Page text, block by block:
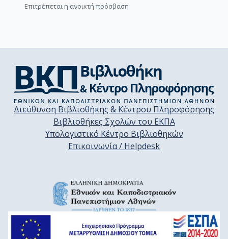
Επιτρέπεται η ανοικτή πρόσβαση
Διεύθυνση Βιβλιοθήκης & Κέντρου Πληροφόρησης
Βιβλιοθήκες Σχολών του ΕΚΠΑ
Υπολογιστικό Κέντρο Βιβλιοθηκών
Επικοινωνία / Helpdesk